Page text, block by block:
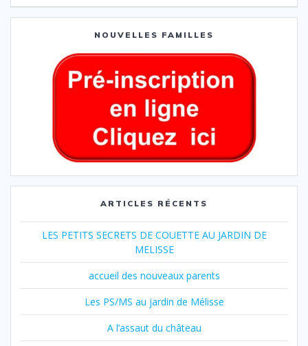
NOUVELLES FAMILLES
ARTICLES RÉCENTS
LES PETITS SECRETS DE COUETTE AU JARDIN DE
MELISSE
accueil des nouveaux parents
Les PS/MS au jardin de Mélisse
A l’assaut du château